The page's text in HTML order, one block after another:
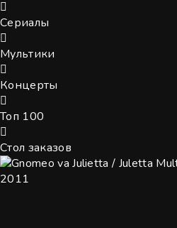
Сериалы
Мультики
Концерты
Топ 100
Стол заказов
2011